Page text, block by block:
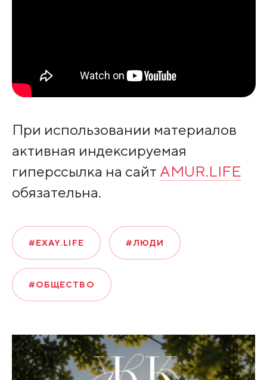
При использовании материалов
активная индексируемая
гиперссылка на сайт AMUR.LIFE
обязательна.
#EXAY.LIFE #ЛЮДИ
#ОБЩЕСТВО